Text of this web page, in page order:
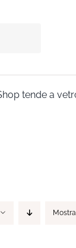
tende a
Mostra